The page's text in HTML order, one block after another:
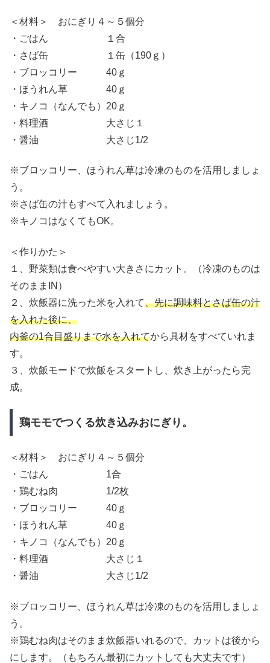
＜材料＞ おにぎり４～５個分
・ごはん １合
・さば缶 １缶（190ｇ）
・ブロッコリー 40ｇ
・ほうれん草 40ｇ
・キノコ（なんでも）20ｇ
・料理酒 大さじ１
・醤油 大さじ1/2
※ブロッコリー、ほうれん草は冷凍のものを活用しましょ
う。
※さば缶の汁もすべて入れましょう。
※キノコはなくてもOK。
＜作りかた＞
１、野菜類は食べやすい大きさにカット。（冷凍のものは
そのままIN）
２、炊飯器に洗った米を入れて、先に調味料とさば缶の汁
を入れた後に、
内釜の1合目盛りまで水を入れてから具材をすべていれま
す。
３、炊飯モードで炊飯をスタートし、炊き上がったら完
成。
鶏モモでつくる炊き込みおにぎり。
＜材料＞ おにぎり４～５個分
・ごはん 1合
・鶏むね肉 1/2枚
・ブロッコリー 40ｇ
・ほうれん草 40ｇ
・キノコ（なんでも）20ｇ
・料理酒 大さじ１
・醤油 大さじ1/2
※ブロッコリー、ほうれん草は冷凍のものを活用しましょ
う。
※鶏むね肉はそのまま炊飯器いれるので、カットは後から
にします。（もちろん最初にカットしても大丈夫です）